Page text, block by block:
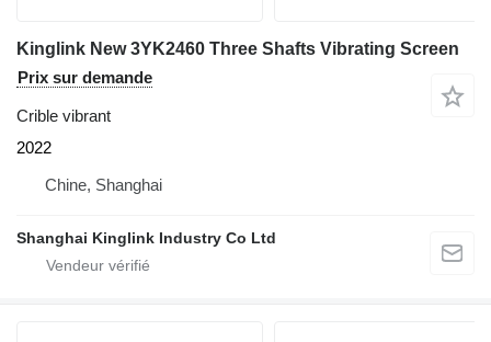
Kinglink New 3YK2460 Three Shafts Vibrating Screen
Prix sur demande
Crible vibrant
2022
Chine, Shanghai
Shanghai Kinglink Industry Co Ltd